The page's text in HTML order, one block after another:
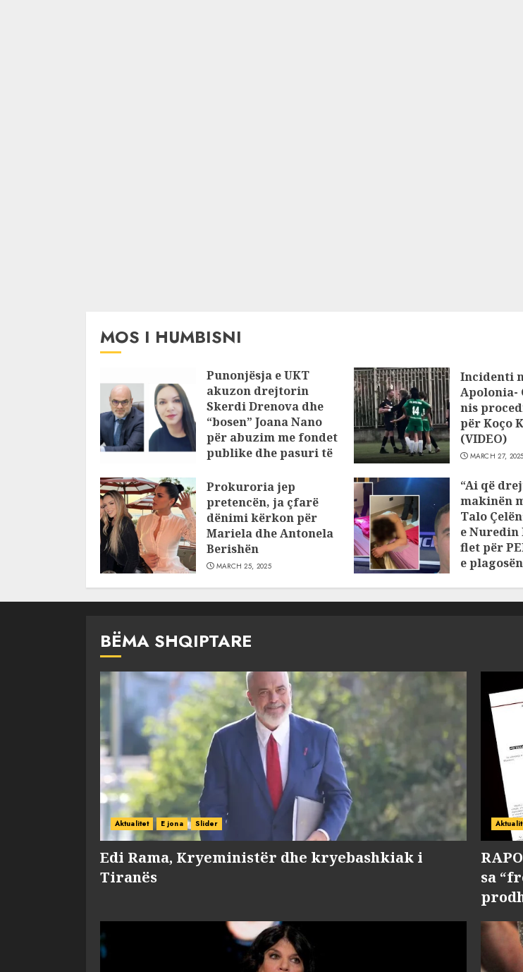
MOS I HUMBISNI
Punonjësja e UKT
akuzon drejtorin
Skerdi Drenova dhe
“bosen” Joana Nano
për abuzim me fondet
publike dhe pasuri të
JULY 24, 2025
Incidenti
Apolonia-
nis
për Koço
(VIDEO)
MARCH 27, 2025
Prokuroria jep
pretencën, ja çfarë
dënimi kërkon për
Mariela dhe Antonela
Berishën
MARCH 25, 2025
“Ai që
makinën
Talo
e Nuredin
flet për
e
BËMA SHQIPTARE
Aktualitet E jona Slider
Edi Rama, Kryeministër dhe kryebashkiak i
Tiranës
sa